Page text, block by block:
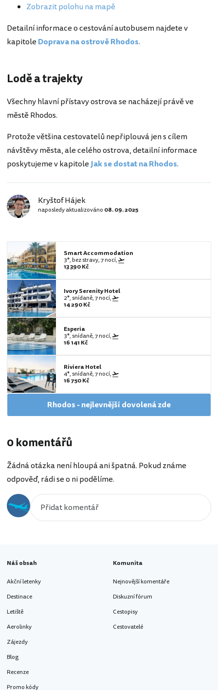
Zobrazit polohu na mapě
Detailní informace o cestování autobusem najdete v
kapitole Doprava na ostrově Rhodos.
Lodě a trajekty
Všechny hlavní přístavy ostrova se nacházejí právě ve
městě Rhodos.
Protože většina cestovatelů nepřiplouvá jen s cílem
návštěvy města, ale celého ostrova, detailní informace
poskytujeme v kapitole Jak se dostat na Rhodos.
Kryštof Hájek
naposledy aktualizováno 08. 09. 2025
Smart Accommodation
3*, bez stravy, 7 nocí,
13 390 Kč
Ivory Serenity Hotel
2*, snídaně, 7 nocí,
14 290 Kč
Esperia
3*, snídaně, 7 nocí,
16 141 Kč
Riviera Hotel
4*, snídaně, 7 nocí,
16 750 Kč
Rhodos - nejlevnější dovolená zde
0 komentářů
Žádná otázka není hloupá ani špatná. Pokud známe
odpověď, rádi se o ni podělíme.
Náš obsah
Akční letenky
Destinace
Letiště
Aerolinky
Zájezdy
Blog
Recenze
Promo kódy
Komunita
Nejnovější komentáře
Diskuzní fórum
Cestopisy
Cestovatelé